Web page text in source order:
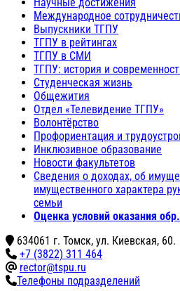
Международное
Выпускники ТГПУ
ТГПУ в рейтингах
ТГПУ в СМИ
ТГПУ: история и
Студенческая жизнь
Общежития
Отдел «Телевидение ТГПУ»
Волонтёрство
Профориентация и
Инклюзивное образование
Новости факультетов
Сведения о доходах, об
имущественного характера
семьи
Оценка условий оказания
634061 г. Томск, ул. Киевская, 60.
+7 (3822) 311 464
rector@tspu.ru
Телефоны подразделений